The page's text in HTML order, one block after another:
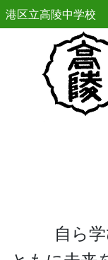
港区立高陵中学校
自ら